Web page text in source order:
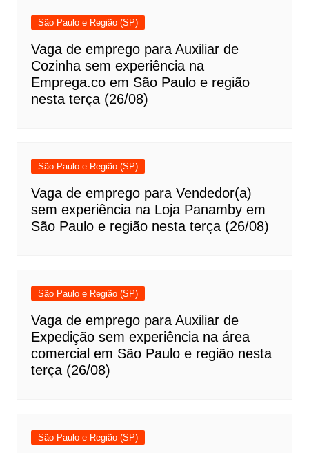
São Paulo e Região (SP)
Vaga de emprego para Auxiliar de
Cozinha sem experiência na
Emprega.co em São Paulo e região
nesta terça (26/08)
São Paulo e Região (SP)
Vaga de emprego para Vendedor(a)
sem experiência na Loja Panamby em
São Paulo e região nesta terça (26/08)
São Paulo e Região (SP)
Vaga de emprego para Auxiliar de
Expedição sem experiência na área
comercial em São Paulo e região nesta
terça (26/08)
São Paulo e Região (SP)